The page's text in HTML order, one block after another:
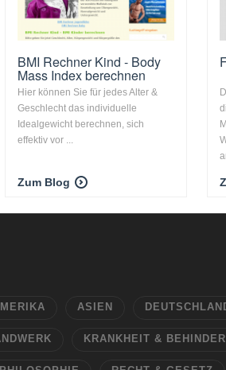
BMI Rechner Kind - Body
Mass Index berechnen
Hier können Sie für jedes Alter &
Geschlecht das individuelle
Idealgewicht berechnen, sich
effektiv vor ...
Zum Blog
ASIEN
KRANKHEIT &